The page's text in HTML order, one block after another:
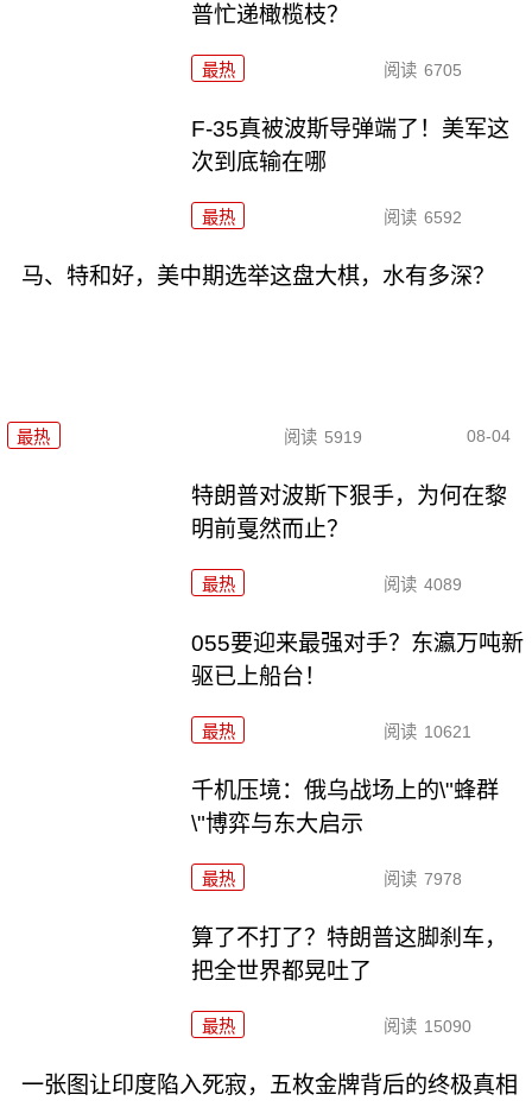
普忙递橄榄枝？
最热 阅读 6705
F-35真被波斯导弹端了！美军这
次到底输在哪
最热 阅读 6592
马、特和好，美中期选举这盘大棋，水有多深？
最热 阅读 5919 08-04
特朗普对波斯下狠手，为何在黎
明前戛然而止？
最热 阅读 4089
055要迎来最强对手？东瀛万吨新
驱已上船台！
最热 阅读 10621
千机压境：俄乌战场上的\"蜂群
\"博弈与东大启示
最热 阅读 7978
算了不打了？特朗普这脚刹车，
把全世界都晃吐了
最热 阅读 15090
一张图让印度陷入死寂，五枚金牌背后的终极真相